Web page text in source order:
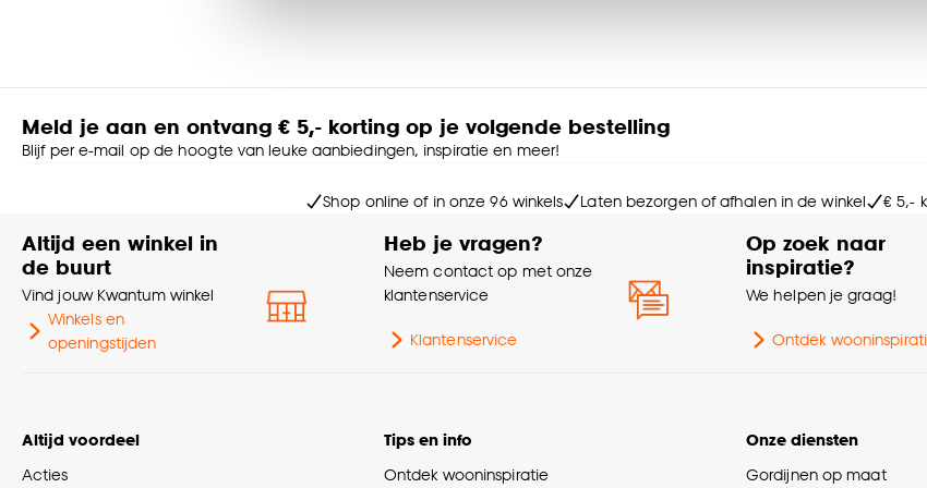
noodzakelijke cookies te accepteren. Je kunt er ook voor kiezen om
Meld je aan en ontvang € 5,- korting op je volgende bestelling
Blijf per e-mail op de hoogte van leuke aanbiedingen, inspiratie en meer!
Shop online of in onze 96 winkels Laten bezorgen of afhalen in de winkel € 5,-
Altijd een winkel in
de buurt
Vind jouw Kwantum winkel
Winkels en
openingstijden
Heb je vragen?
Neem contact op met onze
klantenservice
Klantenservice
Op zoek naar
inspiratie?
We helpen je graag!
Ontdek
Altijd voordeel
Acties
Tips en info
Ontdek wooninspiratie
Onze diensten
Gordijnen op maat